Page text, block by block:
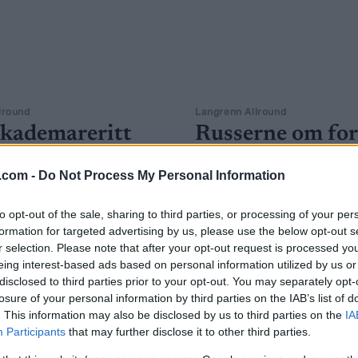
- Do Not Process My Personal Information
opt-out of the sale, sharing to third parties, or processing of your
for targeted advertising by us, please use the below opt-out
selection. Please note that after your opt-out request is processed
interest-based ads based on personal information utilized by us
to third parties prior to your opt-out. You may separately
of your personal information by third parties on the IAB’s list of
This information may also be disclosed by us to third parties on the
Participants that may further disclose it to other third parties.
SCHEVE 09.11.2022
må utsette
også i år. Og også denne
skader som setter OL-
sidelinja.
Langrenn Allround
Russerne om
Urettferdig,
og uheldig
BY INGEBORG SCHEVE
Lørdag kveld vedtok FIS å
utestengelsen av utøvere fra
Belarus. Slik reagerer russerne.